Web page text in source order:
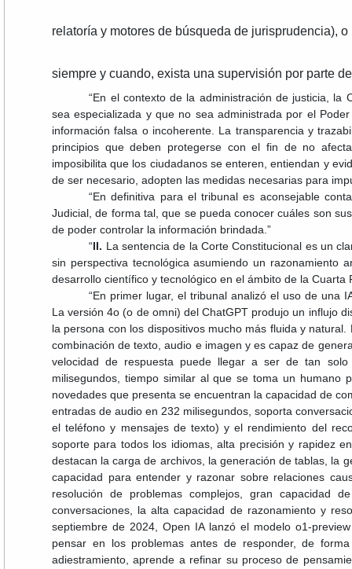
relatoría y motores de búsqueda de jurisprudencia),
siempre y cuando, exista una supervisión por parte
“En el contexto de la administración de justicia,
sea especializada y que no sea administrada por el
información falsa o incoherente. La transparencia y
principios que deben protegerse con el fin de no
imposibilita que los ciudadanos se enteren, entiendan y
de ser necesario, adopten las medidas necesarias para
“En definitiva para el tribunal es aconsejable
Judicial, de forma tal, que se pueda conocer cuáles son
de poder controlar la información brindada.”
“II. La sentencia de la Corte Constitucional es un
sin perspectiva tecnológica asumiendo un razonamiento
desarrollo científico y tecnológico en el ámbito de la Cuarta
“En primer lugar, el tribunal analizó el uso de una
La versión 4o (o de omni) del ChatGPT produjo un influjo
la persona con los dispositivos mucho más fluida y
combinación de texto, audio e imagen y es capaz de
velocidad de respuesta puede llegar a ser de tan
milisegundos, tiempo similar al que se toma un humano
novedades que presenta se encuentran la capacidad de
entradas de audio en 232 milisegundos, soporta
el teléfono y mensajes de texto) y el rendimiento del
soporte para todos los idiomas, alta precisión y rapidez
destacan la carga de archivos, la generación de tablas, la
capacidad para entender y razonar sobre relaciones
resolución de problemas complejos, gran capacidad
conversaciones, la alta capacidad de razonamiento y
septiembre de 2024, Open IA lanzó el modelo o1-
pensar en los problemas antes de responder, de
adiestramiento, aprende a refinar su proceso de